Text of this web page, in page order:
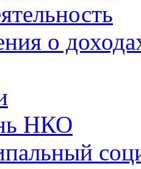
о
НКО